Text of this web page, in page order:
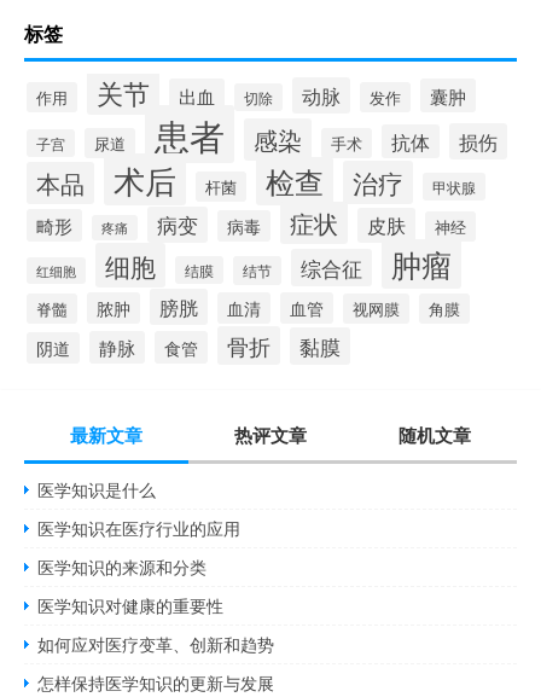
标签
作用 关节 出血 切除 动脉 发作 囊肿
子宫 尿道 患者 感染 手术 抗体 损伤
本品 术后 杆菌 检查 治疗 甲状腺
畸形 疼痛 病变 病毒 症状 皮肤 神经
红细胞 细胞 结膜 结节 综合征 肿瘤
脊髓 脓肿 膀胱 血清 血管 视网膜 角膜
阴道 静脉 食管 骨折 黏膜
最新文章 热评文章 随机文章
医学知识是什么
医学知识在医疗行业的应用
医学知识的来源和分类
医学知识对健康的重要性
如何应对医疗变革、创新和趋势
怎样保持医学知识的更新与发展